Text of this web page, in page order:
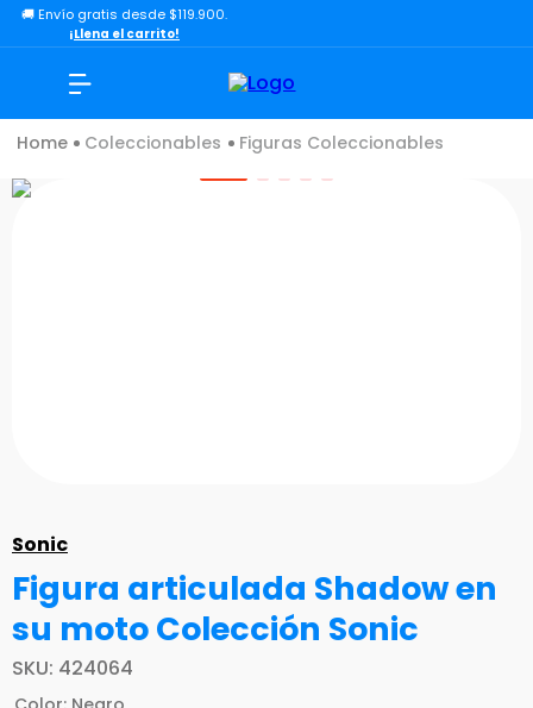
🚚 Envío gratis desde $119.900.
¡Llena el carrito!
Coleccionables Figuras Coleccionables
Sonic
Figura articulada Shadow en
su moto Colección Sonic
SKU: 424064
TÉRMINOS MÁS BUSCADOS
3.
carro
4